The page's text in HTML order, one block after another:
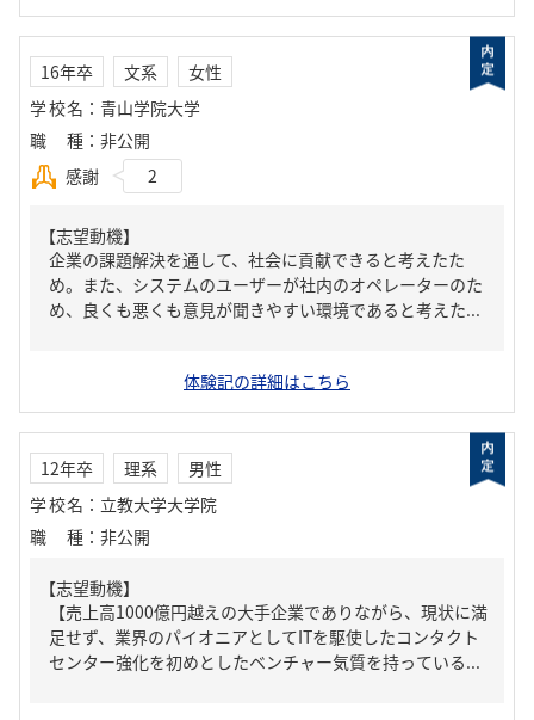
16年卒 文系
女性
学校名 ： 青山学院大学
職種 ： 非公開
感謝
2
【志望動機】
企業の課題解決を通して、社会に貢献できると考えたた
め。また、システムのユーザーが社内のオペレーターのた
め、良くも悪くも意見が聞きやすい環境であると考えた...
体験記の詳細はこちら
12年卒 理系
男性
学校名 ： 立教大学大学院
職種 ： 非公開
【志望動機】
【売上高1000億円越えの大手企業でありながら、現状に満
足せず、業界のパイオニアとしてITを駆使したコンタクト
センター強化を初めとしたベンチャー気質を持っている...